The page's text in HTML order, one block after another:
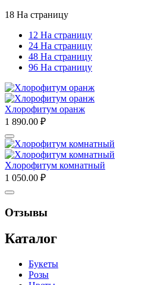
18 На страницу
12 На страницу
24 На страницу
48 На страницу
96 На страницу
Хлорофитум оранж
1 890.00 ₽
Хлорофитум комнатный
1 050.00 ₽
Отзывы
Каталог
Букеты
Розы